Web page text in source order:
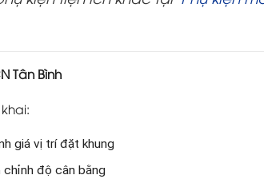
Tân Bình
giá vị trí đặt khung
chỉnh độ cân bằng